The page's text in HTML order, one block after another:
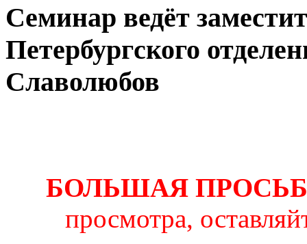
Семинар ведёт
Петербургского
Славолюбов
БОЛЬШАЯ
просмотра,